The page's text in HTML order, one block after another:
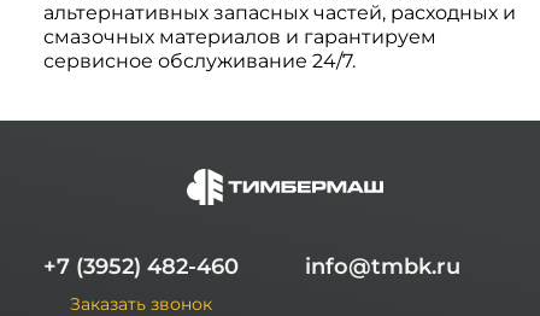
альтернативных запасных частей, расходных и
смазочных материалов и гарантируем
сервисное обслуживание 24/7.
+7 (3952) 482-460
Заказать звонок
info@tmbk.ru